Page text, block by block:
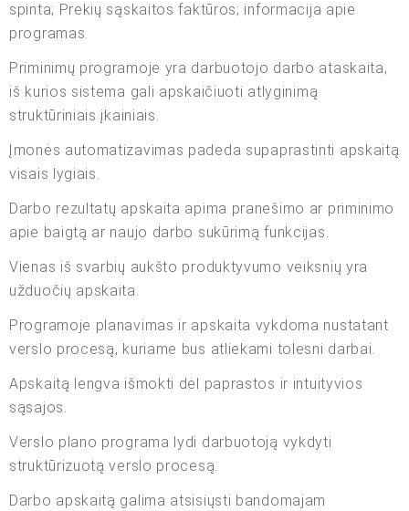
spinta; Prekių sąskaitos faktūros; informacija apie
programas.
Priminimų programoje yra darbuotojo darbo ataskaita,
iš kurios sistema gali apskaičiuoti atlyginimą
struktūriniais įkainiais.
Įmonės automatizavimas padeda supaprastinti apskaitą
visais lygiais.
Darbo rezultatų apskaita apima pranešimo ar priminimo
apie baigtą ar naujo darbo sukūrimą funkcijas.
Vienas iš svarbių aukšto produktyvumo veiksnių yra
užduočių apskaita.
Programoje planavimas ir apskaita vykdoma nustatant
verslo procesą, kuriame bus atliekami tolesni darbai.
Apskaitą lengva išmokti dėl paprastos ir intuityvios
sąsajos.
Verslo plano programa lydi darbuotoją vykdyti
struktūrizuotą verslo procesą.
Darbo apskaitą galima atsisiųsti bandomajam